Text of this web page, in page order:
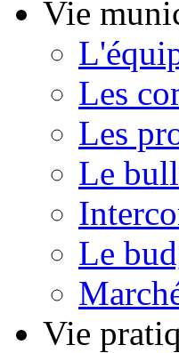
Vie
Les
Les
Le
Le
Vie